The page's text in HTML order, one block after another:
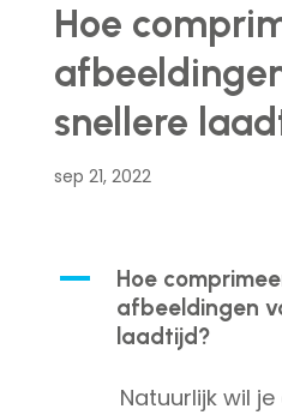
Hoe
snellere
sep 21, 2022
A
Hoe
afbeeldingen
laadtijd?
Natuurlijk wil